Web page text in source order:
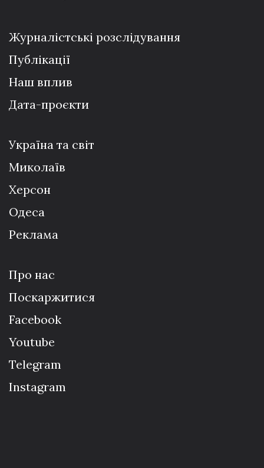
Журналістські розслідування
Публікації
Наш вплив
Дата-проєкти
Україна та світ
Миколаїв
Херсон
Одеса
Реклама
Про нас
Поскаржитися
Facebook
Youtube
Telegram
Instagram